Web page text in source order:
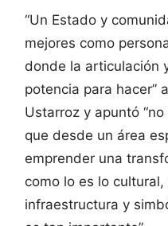
“Un Estado y
mejores como
donde la articulación
potencia para hacer”
Ustarroz y apuntó
que desde un área
emprender una
como lo es lo
infraestructura y